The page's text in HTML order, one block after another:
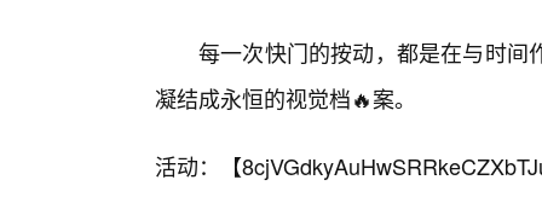
每一次快门的按动，都是在与时间
凝结成永恒的视觉档🔥案。
活动：【